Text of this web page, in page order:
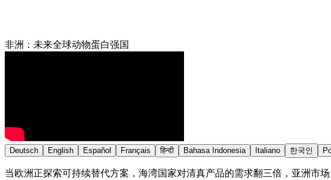
非洲：未来全球动物蛋白强国
Deutsch English Español Français हिन्दी Bahasa Indonesia Italiano 한국인
当欧洲正探索可持续替代方案，海湾国家对清真产品的需求翻三倍，亚洲市